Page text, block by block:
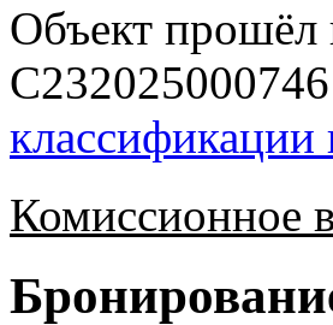
Объект прошёл
классификации
Комиссионное